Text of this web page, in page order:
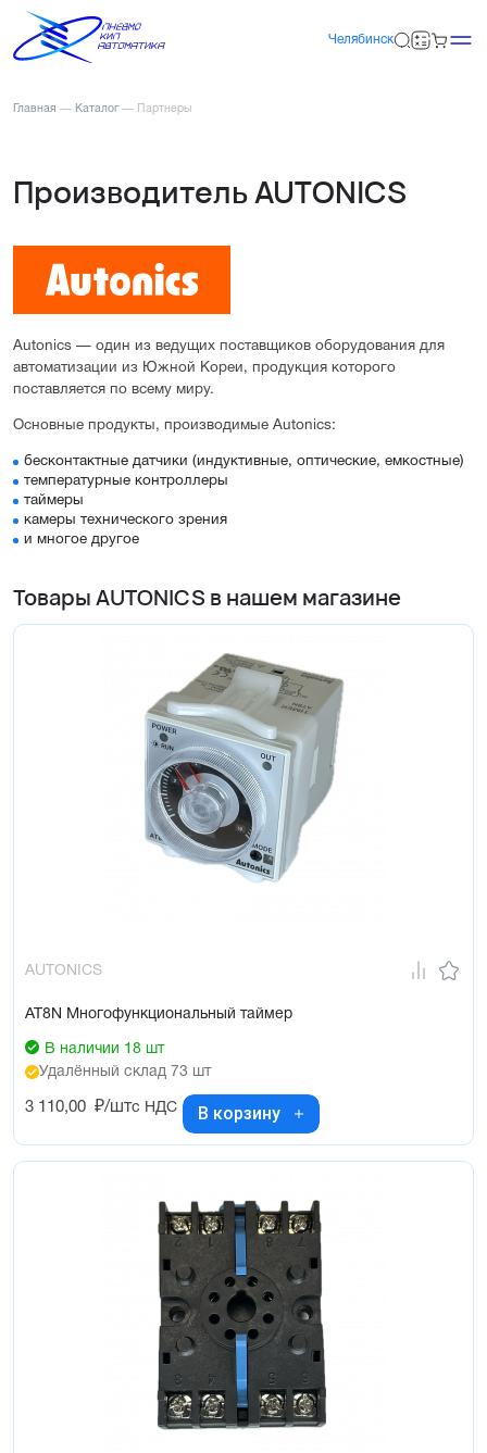
Челябинск
Главная — Каталог — Партнеры
Производитель AUTONICS
Autonics — один из ведущих поставщиков оборудования для
автоматизации из Южной Кореи, продукция которого
поставляется по всему миру.
Основные продукты, производимые Autonics:
бесконтактные датчики (индуктивные, оптические, емкостные)
температурные контроллеры
таймеры
камеры технического зрения
и многое другое
Товары AUTONICS в нашем магазине
AUTONICS
AT8N Многофункциональный таймер
В наличии 18 шт
Удалённый склад 73 шт
3 110,00 ₽/штс НДС В корзину